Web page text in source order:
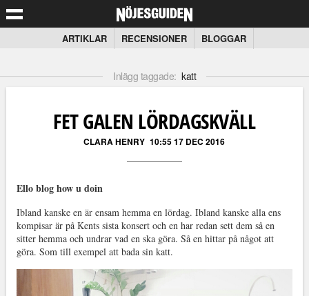
ARTIKLAR RECENSIONER BLOGGAR
Inlägg taggade: katt
FET GALEN LÖRDAGSKVÄLL
CLARA HENRY 10:55 17 DEC 2016
Ello blog how u doin
Ibland kanske en är ensam hemma en lördag. Ibland kanske alla ens
kompisar är på Kents sista konsert och en har redan sett dem så en
sitter hemma och undrar vad en ska göra. Så en hittar på något att
göra. Som till exempel att bada sin katt.